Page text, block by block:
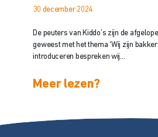
30 december 2024
De peuters van Kiddo’s zijn de
geweest met het thema ‘Wij zijn
introduceren bespreken wij...
Meer lezen?